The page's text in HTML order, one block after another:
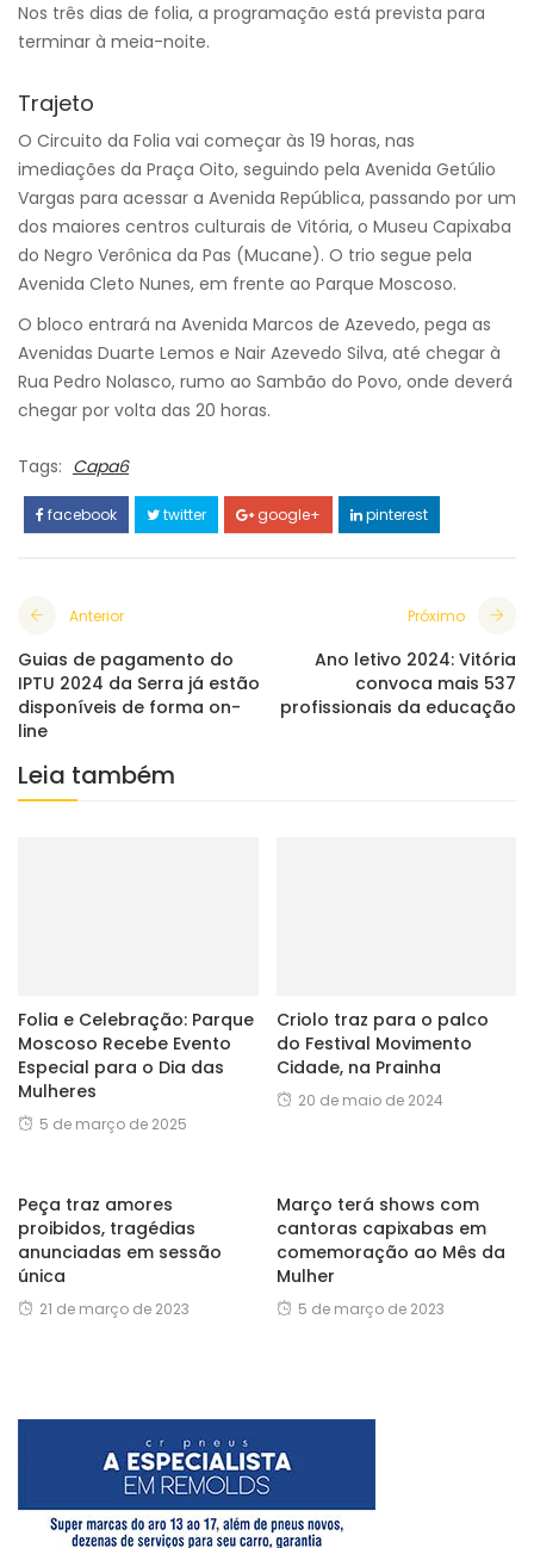
Nos três dias de folia, a programação está prevista para
terminar à meia-noite.
Trajeto
O Circuito da Folia vai começar às 19 horas, nas
imediações da Praça Oito, seguindo pela Avenida Getúlio
Vargas para acessar a Avenida República, passando por um
dos maiores centros culturais de Vitória, o Museu Capixaba
do Negro Verônica da Pas (Mucane). O trio segue pela
Avenida Cleto Nunes, em frente ao Parque Moscoso.
O bloco entrará na Avenida Marcos de Azevedo, pega as
Avenidas Duarte Lemos e Nair Azevedo Silva, até chegar à
Rua Pedro Nolasco, rumo ao Sambão do Povo, onde deverá
chegar por volta das 20 horas.
Tags: Capa6
facebook twitter google+ pinterest
Anterior
Guias de pagamento do
IPTU 2024 da Serra já estão
disponíveis de forma on-
line
Próximo
Ano letivo 2024: Vitória
convoca mais 537
profissionais da educação
Leia também
Folia e Celebração: Parque
Moscoso Recebe Evento
Especial para o Dia das
Mulheres
5 de março de 2025
Criolo traz para o palco
do Festival Movimento
Cidade, na Prainha
20 de maio de 2024
Peça traz amores
proibidos, tragédias
anunciadas em sessão
única
21 de março de 2023
Março terá shows com
cantoras capixabas em
comemoração ao Mês da
Mulher
5 de março de 2023